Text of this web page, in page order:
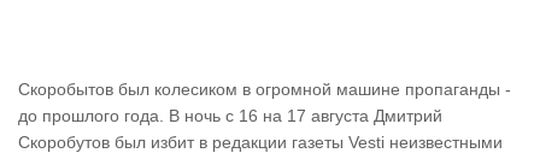
Скоробытов был колесиком в огромной машине пропаганды -
до прошлого года. В ночь с 16 на 17 августа Дмитрий
Скоробутов был избит в редакции газеты Vesti неизвестными